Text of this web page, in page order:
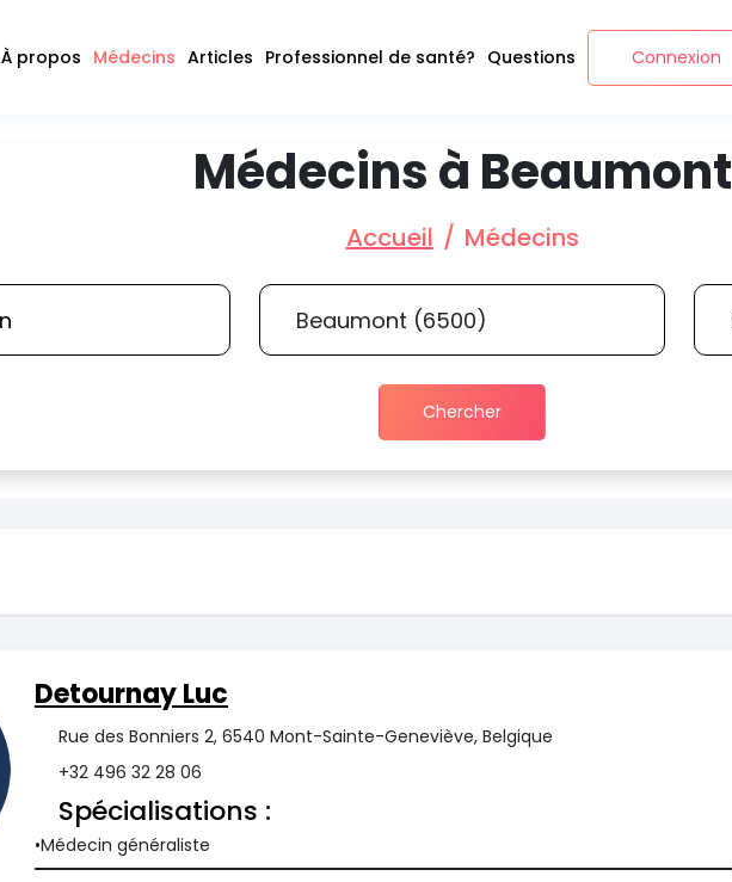
À propos Médecins Articles Professionnel de santé? Questions Connexion
Médecins à Beaumont
Accueil Médecins
Chercher
Detournay Luc
Rue des Bonniers 2, 6540 Mont-Sainte-Geneviève, Belgique
+32 496 32 28 06
Spécialisations :
Médecin généraliste